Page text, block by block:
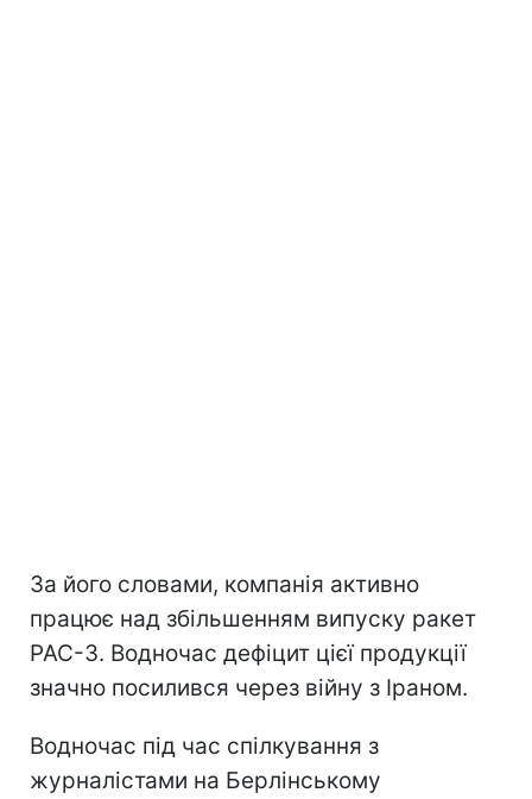
За його словами, компанія активно
працює над збільшенням випуску ракет
PAC-3. Водночас дефіцит цієї продукції
значно посилився через війну з Іраном.
Водночас під час спілкування з
журналістами на Берлінському